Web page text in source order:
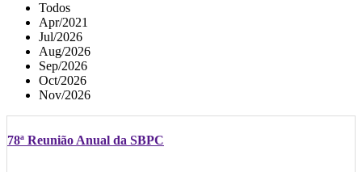
Todos
Apr/2021
Jul/2026
Aug/2026
Sep/2026
Oct/2026
Nov/2026
78ª Reunião Anual da SBPC